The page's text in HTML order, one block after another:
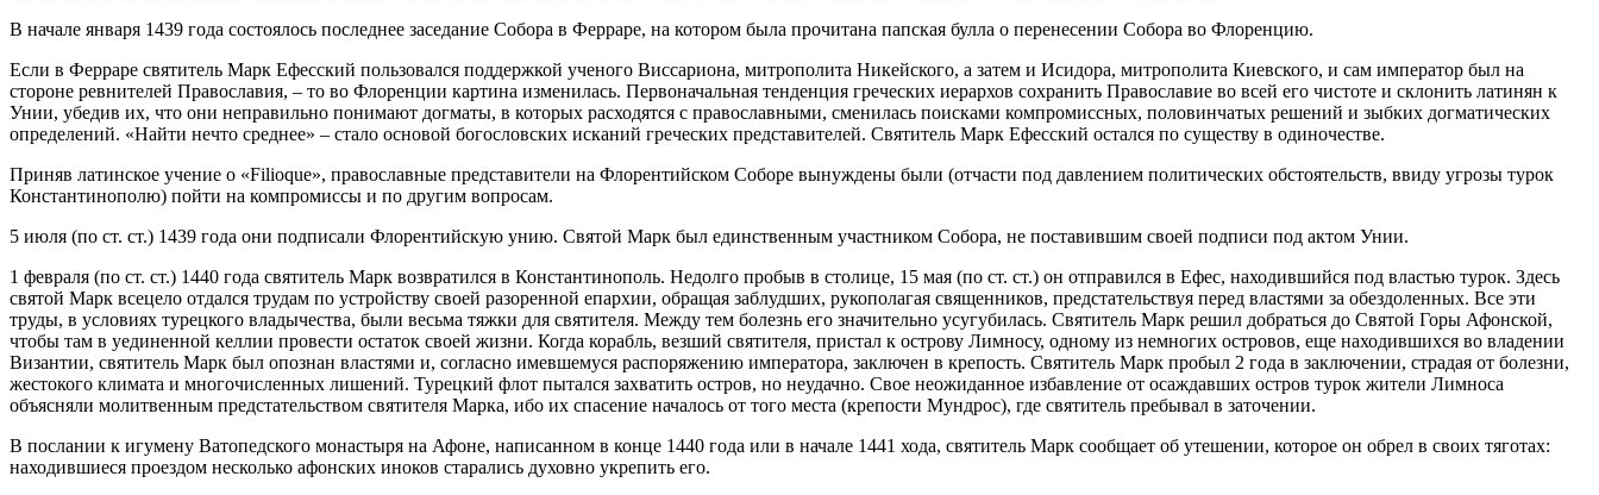
В начале января 1439 года состоялось последнее заседание Собора в Ферраре, на котором была прочитана папская булла о перенесении Собора во Флоренцию.
Если в Ферраре святитель Марк Ефесский пользовался поддержкой ученого Виссариона, митрополита Никейского, а затем и Исидора, митрополита Киевского, и сам император был на
стороне ревнителей Православия, – то во Флоренции картина изменилась. Первоначальная тенденция греческих иерархов сохранить Православие во всей его чистоте и склонить латинян к
Унии, убедив их, что они неправильно понимают догматы, в которых расходятся с православными, сменилась поисками компромиссных, половинчатых решений и зыбких догматических
определений. «Найти нечто среднее» – стало основой богословских исканий греческих представителей. Святитель Марк Ефесский остался по существу в одиночестве.
Приняв латинское учение о «Filioque», православные представители на Флорентийском Соборе вынуждены были (отчасти под давлением политических обстоятельств, ввиду угрозы турок
Константинополю) пойти на компромиссы и по другим вопросам.
5 июля (по ст. ст.) 1439 года они подписали Флорентийскую унию. Святой Марк был единственным участником Собора, не поставившим своей подписи под актом Унии.
1 февраля (по ст. ст.) 1440 года святитель Марк возвратился в Константинополь. Недолго пробыв в столице, 15 мая (по ст. ст.) он отправился в Ефес, находившийся под властью турок. Здесь
святой Марк всецело отдался трудам по устройству своей разоренной епархии, обращая заблудших, рукополагая священников, предстательствуя перед властями за обездоленных. Все эти
труды, в условиях турецкого владычества, были весьма тяжки для святителя. Между тем болезнь его значительно усугубилась. Святитель Марк решил добраться до Святой Горы Афонской,
чтобы там в уединенной келлии провести остаток своей жизни. Когда корабль, везший святителя, пристал к острову Лимносу, одному из немногих островов, еще находившихся во владении
Византии, святитель Марк был опознан властями и, согласно имевшемуся распоряжению императора, заключен в крепость. Святитель Марк пробыл 2 года в заключении, страдая от болезни,
жестокого климата и многочисленных лишений. Турецкий флот пытался захватить остров, но неудачно. Свое неожиданное избавление от осаждавших остров турок жители Лимноса
объясняли молитвенным предстательством святителя Марка, ибо их спасение началось от того места (крепости Мундрос), где святитель пребывал в заточении.
В послании к игумену Ватопедского монастыря на Афоне, напиcанном в конце 1440 года или в начале 1441 хода, святитель Марк сообщает об утешении, которое он обрел в своих тяготах:
находившиеся проездом несколько афонских иноков старались духовно укрепить его.